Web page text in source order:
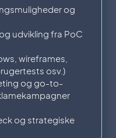
og
udvikling fra PoC
wireframes,
osv.)
og go-to-
og strategiske